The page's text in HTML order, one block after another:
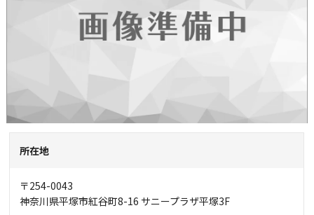
所在地
〒254-0043
神奈川県平塚市紅谷町8-16 サニープラザ平塚3F